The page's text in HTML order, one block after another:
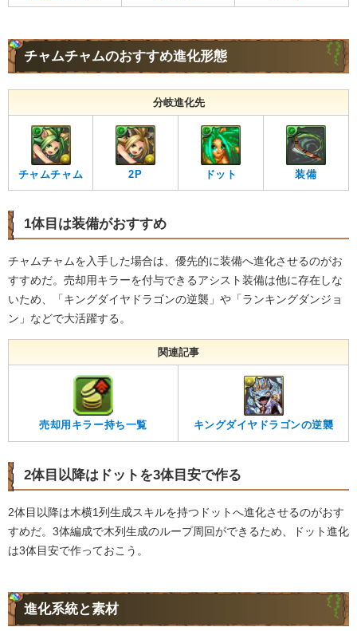
チャムチャムのおすすめ進化形態
分岐進化先
チャムチャム 2P ドット 装備
1体目は装備がおすすめ
チャムチャムを入手した場合は、優先的に装備へ進化させるのがお
すすめだ。売却用キラーを付与できるアシスト装備は他に存在しな
いため、「キングダイヤドラゴンの逆襲」や「ランキングダンジョ
ン」などで大活躍する。
関連記事
売却用キラー持ち一覧 キングダイヤドラゴンの逆襲
2体目以降はドットを3体目安で作る
2体目以降は木横1列生成スキルを持つドットへ進化させるのがおす
すめだ。3体編成で木列生成のループ周回ができるため、ドット進化
は3体目安で作っておこう。
進化系統と素材